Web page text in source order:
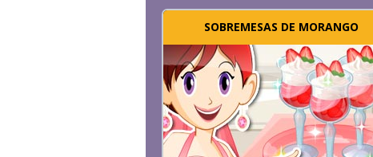
SOBREMESAS DE MORANGO